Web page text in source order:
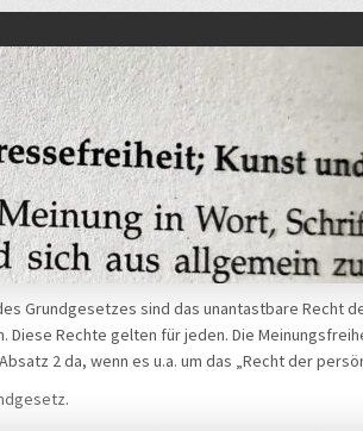
Grundgesetzes sind das unantastbare Recht
Diese Rechte gelten für jeden. Die
2 da, wenn es u.a. um das „Recht der
.